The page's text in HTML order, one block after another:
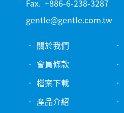
Fax. +886-6-238-3287
gentle@gentle.com.tw
關於我們
會員條款
檔案下載
產品介紹